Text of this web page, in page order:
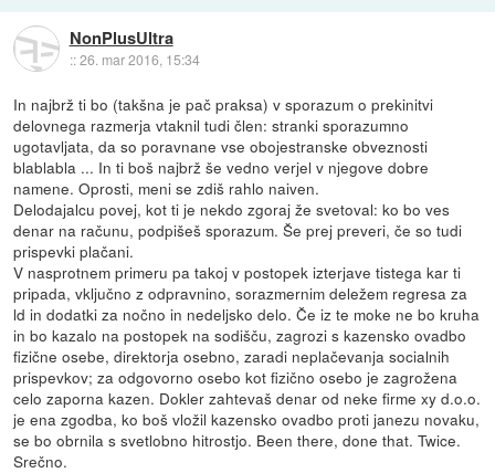
NonPlusUltra
::26. mar 2016, 15:34
In najbrž ti bo (takšna je pač praksa) v sporazum o prekinitvi
delovnega razmerja vtaknil tudi člen: stranki sporazumno
ugotavljata, da so poravnane vse obojestranske obveznosti
blablabla ... In ti boš najbrž še vedno verjel v njegove dobre
namene. Oprosti, meni se zdiš rahlo naiven.
Delodajalcu povej, kot ti je nekdo zgoraj že svetoval: ko bo ves
denar na računu, podpišeš sporazum. Še prej preveri, če so tudi
prispevki plačani.
V nasprotnem primeru pa takoj v postopek izterjave tistega kar ti
pripada, vključno z odpravnino, sorazmernim deležem regresa za
ld in dodatki za nočno in nedeljsko delo. Če iz te moke ne bo kruha
in bo kazalo na postopek na sodišču, zagrozi s kazensko ovadbo
fizične osebe, direktorja osebno, zaradi neplačevanja socialnih
prispevkov; za odgovorno osebo kot fizično osebo je zagrožena
celo zaporna kazen. Dokler zahtevaš denar od neke firme xy d.o.o.
je ena zgodba, ko boš vložil kazensko ovadbo proti janezu novaku,
se bo obrnila s svetlobno hitrostjo. Been there, done that. Twice.
Srečno.